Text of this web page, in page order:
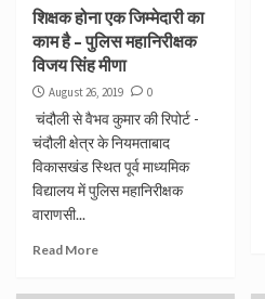
शिक्षक होना एक जिम्मेदारी का
काम है – पुलिस महानिरीक्षक
विजय सिंह मीणा
August 26, 2019 0
चंदौली से वैभव कुमार की रिपोर्ट -
चंदौली क्षेत्र के नियमताबाद
विकासखंड स्थित पूर्व माध्यमिक
विद्यालय में पुलिस महानिरीक्षक
वाराणसी...
Read More